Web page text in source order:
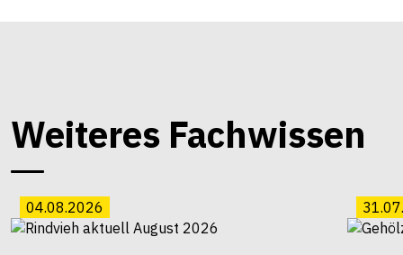
Weiteres Fachwissen
04.08.2026